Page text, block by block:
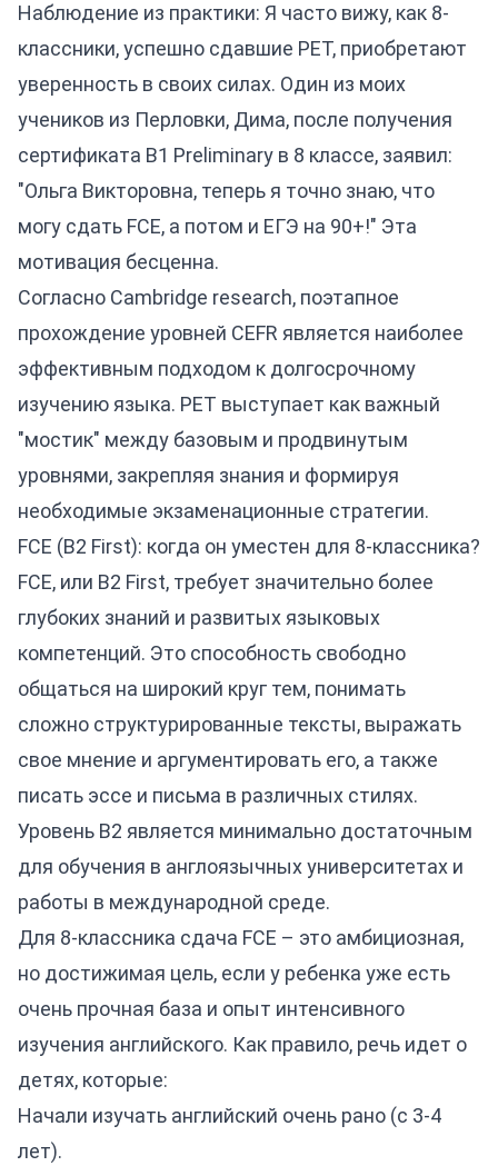
Наблюдение из практики: Я часто вижу, как 8-
классники, успешно сдавшие PET, приобретают
уверенность в своих силах. Один из моих
учеников из Перловки, Дима, после получения
сертификата B1 Preliminary в 8 классе, заявил:
"Ольга Викторовна, теперь я точно знаю, что
могу сдать FCE, а потом и ЕГЭ на 90+!" Эта
мотивация бесценна.
Согласно Cambridge research, поэтапное
прохождение уровней CEFR является наиболее
эффективным подходом к долгосрочному
изучению языка. PET выступает как важный
"мостик" между базовым и продвинутым
уровнями, закрепляя знания и формируя
необходимые экзаменационные стратегии.
FCE (B2 First): когда он уместен для 8-классника?
FCE, или B2 First, требует значительно более
глубоких знаний и развитых языковых
компетенций. Это способность свободно
общаться на широкий круг тем, понимать
сложно структурированные тексты, выражать
свое мнение и аргументировать его, а также
писать эссе и письма в различных стилях.
Уровень B2 является минимально достаточным
для обучения в англоязычных университетах и
работы в международной среде.
Для 8-классника сдача FCE – это амбициозная,
но достижимая цель, если у ребенка уже есть
очень прочная база и опыт интенсивного
изучения английского. Как правило, речь идет о
детях, которые:
Начали изучать английский очень рано (с 3-4
лет).